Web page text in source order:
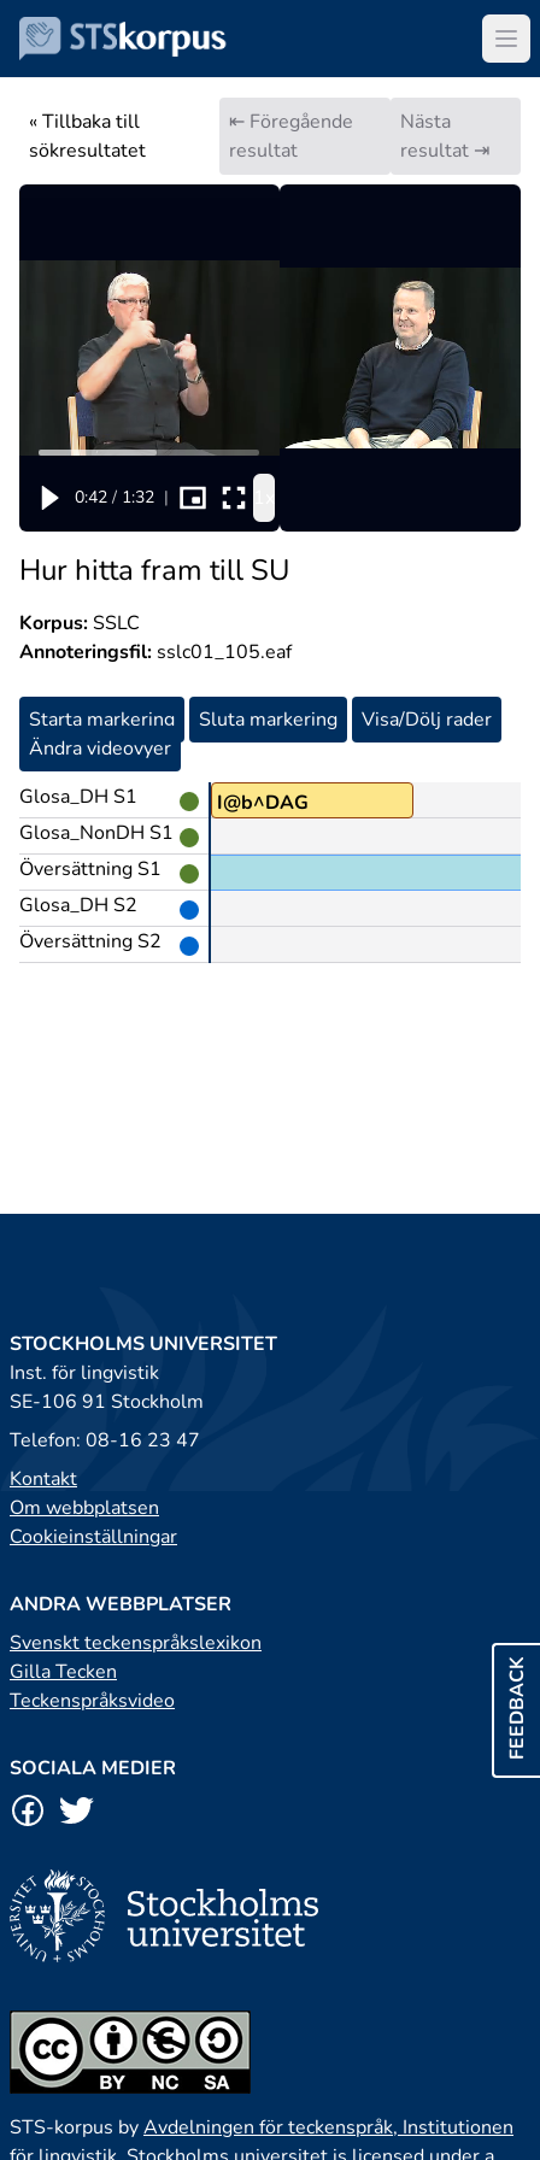
« Tillbaka till
sökresultatet
⇤ Föregående
resultat
Nästa
resultat ⇥
0:42 / 1:32 |
Hur hitta fram till SU
Korpus:SSLC
Annoteringsfil: sslc01_105.eaf
Starta markering Sluta markering
Visa/Dölj rader
Ändra videovyer
Glosa_DH S1
Glosa_NonDH S1
Översättning S1
Glosa_DH S2
Översättning S2
I@b^DAG
FEEDBACK
STOCKHOLMS UNIVERSITET
Inst. för lingvistik
SE-106 91 Stockholm
Telefon: 08-16 23 47
Kontakt
Om webbplatsen
Cookieinställningar
ANDRA WEBBPLATSER
Svenskt teckenspråkslexikon
Gilla Tecken
Teckenspråksvideo
SOCIALA MEDIER
STS-korpus byAvdelningen för teckenspråk, Institutionen